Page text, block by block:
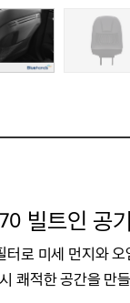
빌트인 공
터로 미세 먼지와
쾌적한 공간을 만